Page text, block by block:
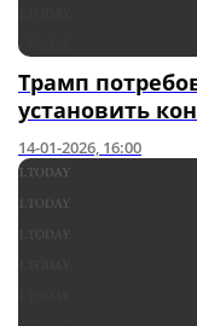
Трамп
установить
14-01-2026, 16:00